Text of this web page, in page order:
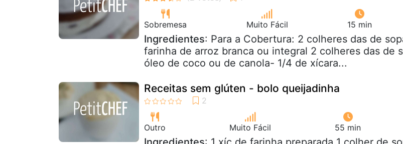
Sobremesa Muito Fácil 15 min
Ingredientes: Para a Cobertura: 2 colheres das de
farinha de arroz branca ou integral 2 colheres das de
óleo de coco ou de canola- 1/4 de xícara...
Receitas sem glúten - bolo queijadinha
Outro Muito Fácil 55 min